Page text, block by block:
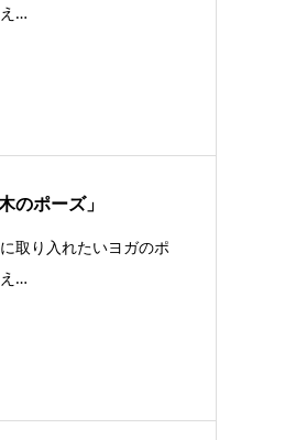
…
のポーズ」
取り入れたいヨガのポ
…